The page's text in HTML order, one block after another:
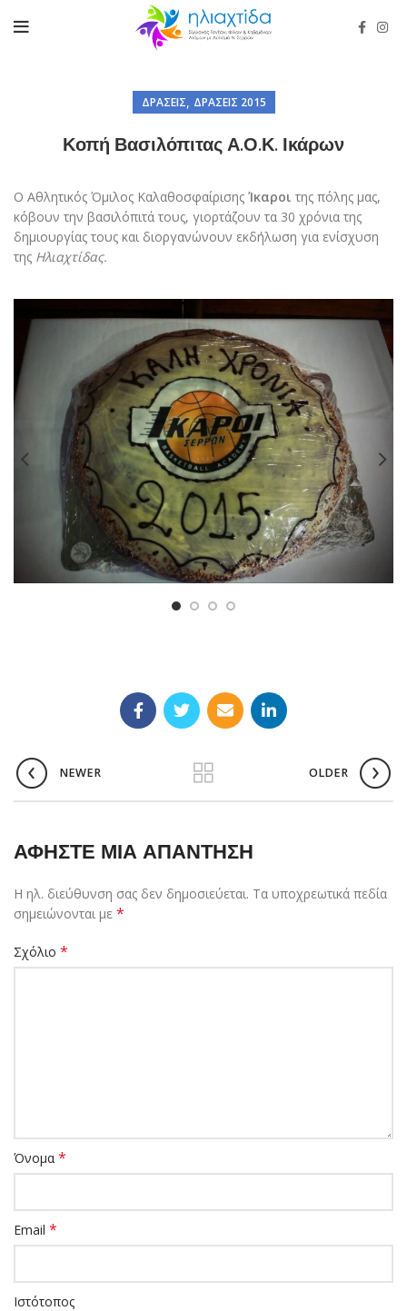
ΔΡΆΣΕΙΣ, ΔΡΆΣΕΙΣ 2015
Κοπή Βασιλόπιτας Α.Ο.Κ. Ικάρων
Ο Αθλητικός Όμιλος Καλαθοσφαίρισης Ίκαροι της πόλης μας,
κόβουν την βασιλόπιτά τους, γιορτάζουν τα 30 χρόνια της
δημιουργίας τους και διοργανώνουν εκδήλωση για ενίσχυση
της Ηλιαχτίδας.
NEWER OLDER
ΑΦΉΣΤΕ ΜΙΑ ΑΠΆΝΤΗΣΗ
Η ηλ. διεύθυνση σας δεν δημοσιεύεται. Τα υποχρεωτικά πεδία
σημειώνονται με *
Σχόλιο *
Όνομα *
Email *
Ιστότοπος